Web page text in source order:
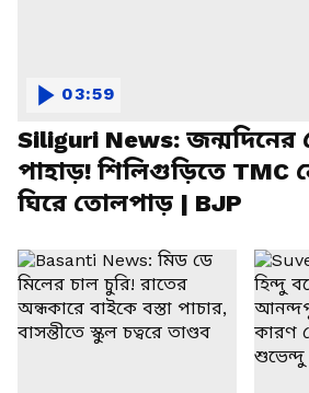
Siliguri News: জন্মদিনের
পাহাড়! শিলিগুড়িতে TMC
ঘিরে তোলপাড় | BJP
03:59